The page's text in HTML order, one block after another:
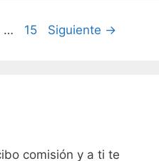
… Página
15 Siguiente →
comisión y a ti te